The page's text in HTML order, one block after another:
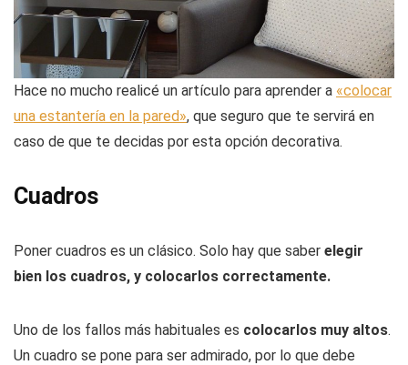
Hace no mucho realicé un artículo para aprender a «colocar
una estantería en la pared», que seguro que te servirá en
caso de que te decidas por esta opción decorativa.
Cuadros
Poner cuadros es un clásico. Solo hay que saber elegir
bien los cuadros, y colocarlos correctamente.
Uno de los fallos más habituales es colocarlos muy altos.
Un cuadro se pone para ser admirado, por lo que debe